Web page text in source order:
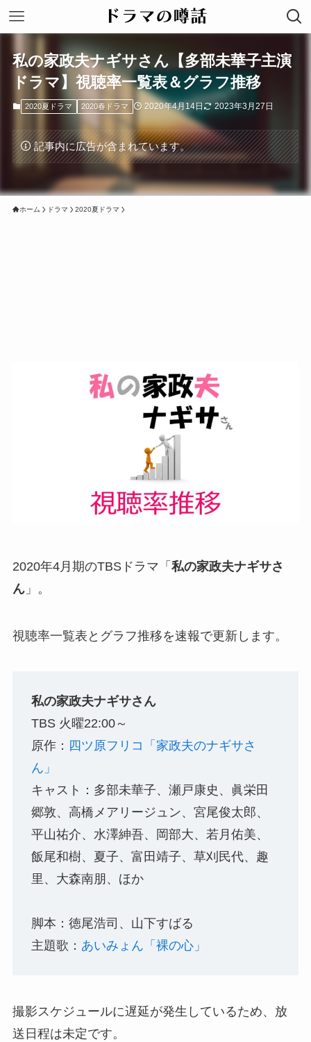
私の家政夫ナギサさん【多部未華子主演
ドラマ】視聴率一覧表＆グラフ推移
2020夏ドラマ 2020春ドラマ 2020年4月14日 2023年3月27日
記事内に広告が含まれています。
ホーム ドラマ 2020夏ドラマ
2020年4月期のTBSドラマ「 私の家政夫ナギサさ
ん」。
視聴率一覧表とグラフ推移を速報で更新します。
私の家政夫ナギサさん
TBS 火曜22:00～
原作： 四ツ原フリコ「家政夫のナギサさ
ん」
キャスト：多部未華子、瀬戸康史、眞栄田
郷敦、高橋メアリージュン、宮尾俊太郎、
平山祐介、水澤紳吾、岡部大、若月佑美、
飯尾和樹、夏子、富田靖子、草刈民代、趣
里、大森南朋、ほか
脚本：徳尾浩司、山下すばる
主題歌： あいみょん「裸の心」
撮影スケジュールに遅延が発生しているため、放
送日程は未定です。